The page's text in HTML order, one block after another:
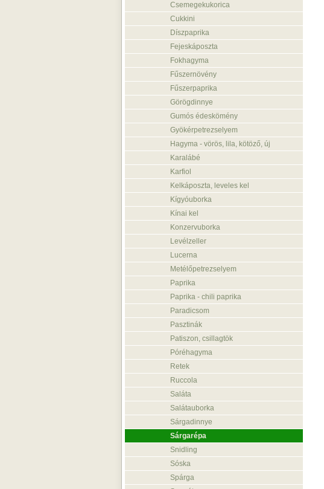
Csemegekukorica
Cukkini
Díszpaprika
Fejeskáposzta
Fokhagyma
Fűszernövény
Fűszerpaprika
Görögdinnye
Gumós édeskömény
Gyökérpetrezselyem
Hagyma - vörös, lila, kötöző, új
Karalábé
Karfiol
Kelkáposzta, leveles kel
Kígyóuborka
Kínai kel
Konzervuborka
Levélzeller
Lucerna
Metélőpetrezselyem
Paprika
Paprika - chili paprika
Paradicsom
Pasztinák
Patiszon, csillagtök
Póréhagyma
Retek
Ruccola
Saláta
Salátauborka
Sárgadinnye
Sárgarépa
Snidling
Sóska
Spárga